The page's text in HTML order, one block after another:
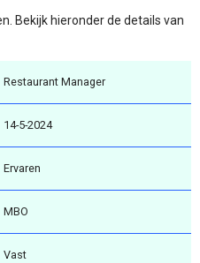
Bekijk hieronder de details van
Restaurant Manager
14-5-2024
Ervaren
MBO
Vast